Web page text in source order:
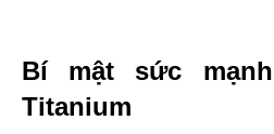
Bí mật sức
Titanium